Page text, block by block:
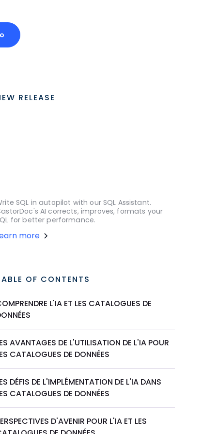
RELEASE
SQL in autopilot with our SQL Assistant.
AI corrects, improves, formats your
for better performance.
more
OF CONTENTS
L'IA ET LES CATALOGUES DE
AVANTAGES DE L'UTILISATION DE L'IA POUR
CATALOGUES DE DONNÉES
DÉFIS DE L'IMPLÉMENTATION DE L'IA DANS
CATALOGUES DE DONNÉES
D'AVENIR POUR L'IA ET LES